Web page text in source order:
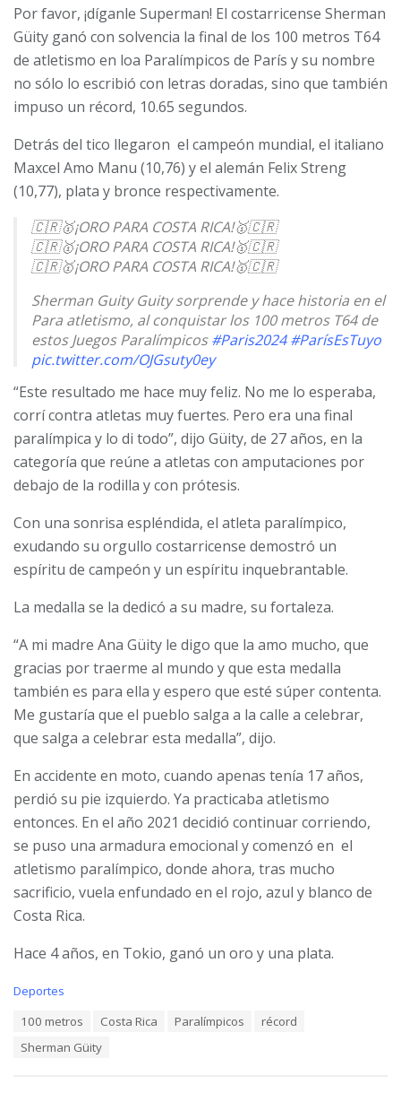
Por favor, ¡díganle Superman! El costarricense Sherman
Güity ganó con solvencia la final de los 100 metros T64
de atletismo en loa Paralímpicos de París y su nombre
no sólo lo escribió con letras doradas, sino que también
impuso un récord, 10.65 segundos.
Detrás del tico llegaron el campeón mundial, el italiano
Maxcel Amo Manu (10,76) y el alemán Felix Streng
(10,77), plata y bronce respectivamente.
🇨🇷🥇¡ORO PARA COSTA RICA!🥇🇨🇷
🇨🇷🥇¡ORO PARA COSTA RICA!🥇🇨🇷
🇨🇷🥇¡ORO PARA COSTA RICA!🥇🇨🇷
Sherman Guity Guity sorprende y hace historia en el
Para atletismo, al conquistar los 100 metros T64 de
estos Juegos Paralímpicos#Paris2024 #ParísEsTuyo
pic.twitter.com/OJGsuty0ey
— Claro Sports (@ClaroSports) September 2, 2024
“Este resultado me hace muy feliz. No me lo esperaba,
corrí contra atletas muy fuertes. Pero era una final
paralímpica y lo di todo”, dijo Güity, de 27 años, en la
categoría que reúne a atletas con amputaciones por
debajo de la rodilla y con prótesis.
Con una sonrisa espléndida, el atleta paralímpico,
exudando su orgullo costarricense demostró un
espíritu de campeón y un espíritu inquebrantable.
La medalla se la dedicó a su madre, su fortaleza.
“A mi madre Ana Güity le digo que la amo mucho, que
gracias por traerme al mundo y que esta medalla
también es para ella y espero que esté súper contenta.
Me gustaría que el pueblo salga a la calle a celebrar,
que salga a celebrar esta medalla”, dijo.
En accidente en moto, cuando apenas tenía 17 años,
perdió su pie izquierdo. Ya practicaba atletismo
entonces. En el año 2021 decidió continuar corriendo,
se puso una armadura emocional y comenzó en el
atletismo paralímpico, donde ahora, tras mucho
sacrificio, vuela enfundado en el rojo, azul y blanco de
Costa Rica.
Hace 4 años, en Tokio, ganó un oro y una plata.
C
Deportes
100 metros Costa Rica Paralímpicos
récord
Sherman Güity